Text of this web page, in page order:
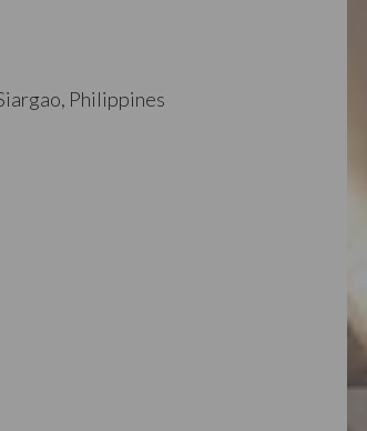
Philippines